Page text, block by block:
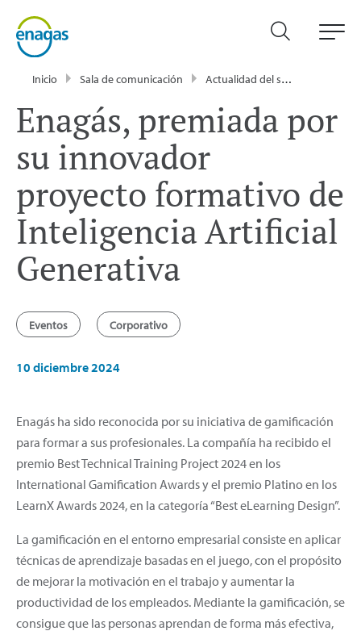
Inicio Sala de comunicación Actualidad del sector energético - Enagás
Enagás, premiada por
su innovador
proyecto formativo de
Inteligencia Artificial
Generativa
Eventos Corporativo
10 diciembre 2024
Enagás ha sido reconocida por su iniciativa de gamificación
para formar a sus profesionales. La compañía ha recibido el
premio Best Technical Training Project 2024 en los
International Gamification Awards y el premio Platino en los
LearnX Awards 2024, en la categoría “Best eLearning Design”.
La gamificación en el entorno empresarial consiste en aplicar
técnicas de aprendizaje basadas en el juego, con el propósito
de mejorar la motivación en el trabajo y aumentar la
productividad de los empleados. Mediante la gamificación, se
consigue que las personas aprendan de forma más efectiva,